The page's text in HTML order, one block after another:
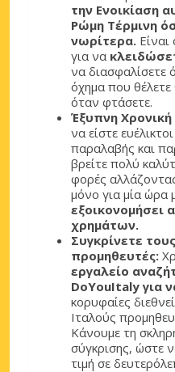
την Ενοικίαση
Рώμη Τέρμινη
νωρίτερα.
για να
να διασφαλίσετε
όχημα που θέλετε
όταν φτάσετε.
Έξυπνη Χρονική
να είστε
παραλαβής και
βρείτε πολύ
φορές
μόνο για μία ώρα
εξοικονομήσει
χρημάτων.
Συγκρίνετε
προμηθευτές:
εργαλείο
DoYouItaly για
κορυφαίες
Ιταλούς
Κάνουμε τη
σύγκρισης, ώστε
τιμή σε